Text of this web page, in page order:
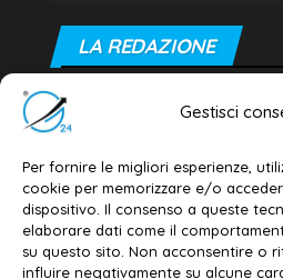
Gestisci
Per fornire le migliori esperienze,
cookie per memorizzare e/o
dispositivo. Il consenso a queste
elaborare dati come il
su questo sito. Non acconsentire o
influire negativamente su alcune
LA REDAZIONE
Editore e direttore
Dott. Daniele G. Masciullo
Email:
Contatti –Disclaimer
Privacy policy –Cookie